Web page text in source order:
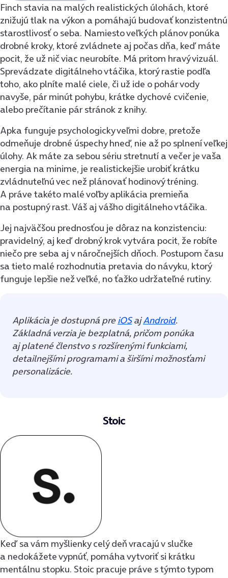
Finch stavia na malých realistických úlohách, ktoré
znižujú tlak na výkon a pomáhajú budovať konzistentnú
starostlivosť o seba. Namiesto veľkých plánov ponúka
drobné kroky, ktoré zvládnete aj počas dňa, keď máte
pocit, že už nič viac neurobíte. Má pritom hravý vizuál.
Sprevádzate digitálneho vtáčika, ktorý rastie podľa
toho, ako plníte malé ciele, či už ide o pohár vody
navyše, pár minút pohybu, krátke dychové cvičenie,
alebo prečítanie pár stránok z knihy.
Apka funguje psychologicky veľmi dobre, pretože
odmeňuje drobné úspechy hneď, nie až po splnení veľkej
úlohy. Ak máte za sebou sériu stretnutí a večer je vaša
energia na minime, je realistickejšie urobiť krátku
zvládnuteľnú vec než plánovať hodinový tréning.
A práve takéto malé voľby aplikácia premieňa
na postupný rast. Váš aj vášho digitálneho vtáčika.
Jej najväčšou prednosťou je dôraz na konzistenciu:
pravidelný, aj keď drobný krok vytvára pocit, že robíte
niečo pre seba aj v náročnejších dňoch. Postupom času
sa tieto malé rozhodnutia pretavia do návyku, ktorý
funguje lepšie než veľké, no ťažko udržateľné rutiny.
Aplikácia je dostupná preiOSajAndroid.
Základná verzia je bezplatná, pričom ponúka
aj platené členstvo s rozšírenými funkciami,
detailnejšími programami a širšími možnosťami
personalizácie.
Stoic
Keď sa vám myšlienky celý deň vracajú v slučke
a nedokážete vypnúť, pomáha vytvoriť si krátku
mentálnu stopku. Stoic pracuje práve s týmto typom